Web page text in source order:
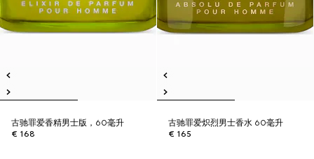
古驰罪爱香精男士版，60毫升
€ 168
古驰罪爱炽烈男士香水 60毫升
€ 165